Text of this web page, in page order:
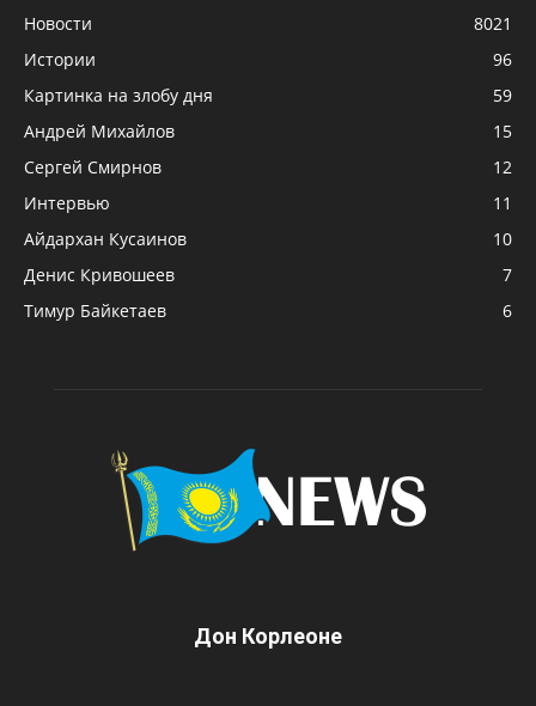
Новости
8021
Истории
96
Картинка на злобу дня
59
Андрей Михайлов
15
Сергей Смирнов
12
Интервью
11
Айдархан Кусаинов
10
Денис Кривошеев
7
Тимур Байкетаев
6
Дон Корлеоне